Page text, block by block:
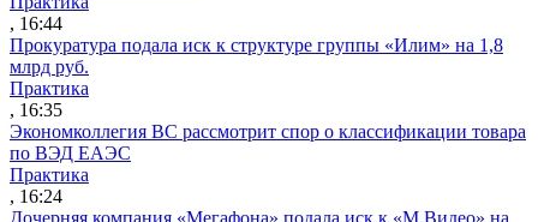
, 16:44
Прокуратура подала иск к структуре группы «Илим» на 1,8
млрд руб.
Практика
, 16:35
Экономколлегия ВС рассмотрит спор о классификации товара
по ВЭД ЕАЭС
Практика
, 16:24
Дочерняя компания «Мегафона» подала иск к «М.Видео» на